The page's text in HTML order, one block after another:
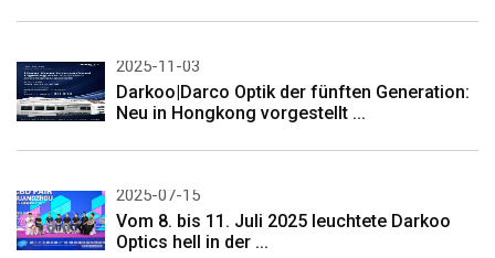
2025-11-03
Darkoo|Darco Optik der fünften Generation:
Neu in Hongkong vorgestellt ...
2025-07-15
Vom 8. bis 11. Juli 2025 leuchtete Darkoo
Optics hell in der ...